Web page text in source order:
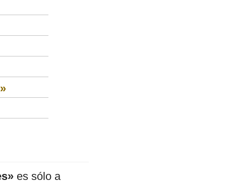
es sólo a